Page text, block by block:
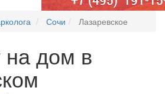
Сочи Лазаревское
на дом в